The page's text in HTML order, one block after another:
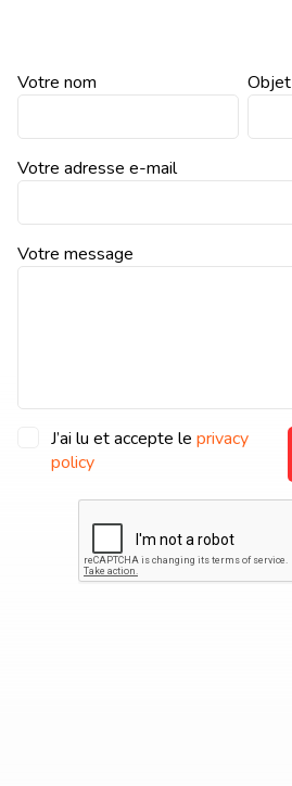
Votre nom Objet
Votre adresse e-mail
Votre message
J’ai lu et accepte leprivacy
policy